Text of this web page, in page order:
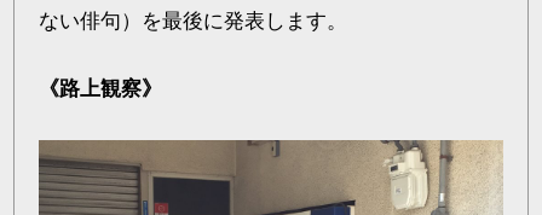
ない俳句）を最後に発表します。
《路上観察》